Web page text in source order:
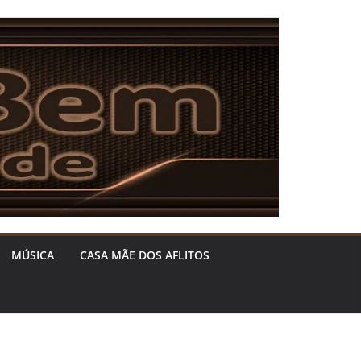
MÚSICA CASA MÃE DOS AFLITOS